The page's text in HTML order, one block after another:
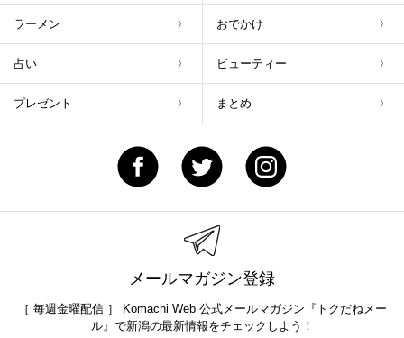
ラーメン おでかけ
占い ビューティー
プレゼント まとめ
メールマガジン登録
［ 毎週金曜配信 ］ Komachi Web 公式メールマガジン『トクだねメー
ル』で新潟の最新情報をチェックしよう！